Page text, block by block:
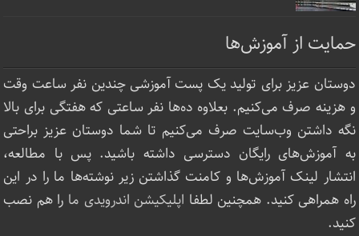
حمایت از آموزش‌ها
دوستان عزیز برای تولید یک پست آموزشی چندین نفر ساعت‌ وقت
و هزینه صرف می‌کنیم. بعلاوه ده‌ها نفر ساعتی که هفتگی برای بالا
نگه داشتن وب‌سایت صرف ‌می‌کنیم تا شما دوستان عزیز براحتی
به آموزش‌های رایگان دسترسی داشته باشید. پس با مطالعه،
انتشار لینک‌ آموزش‌ها و کامنت گذاشتن زیر نوشته‌‌ها ما را در این
راه همراهی کنید. همچنین لطفا اپلیکیشن اندرویدی ما را هم نصب
کنید.